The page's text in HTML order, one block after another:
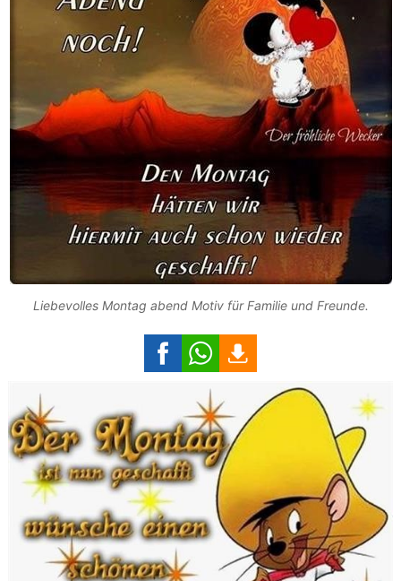
Liebevolles Montag abend Motiv für Familie und Freunde.